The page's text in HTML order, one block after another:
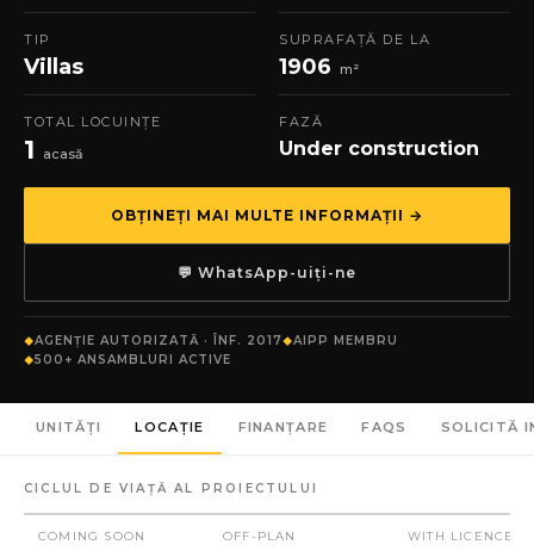
TIP
Villas
SUPRAFAȚĂ DE LA
1906 m²
TOTAL LOCUINȚE
1 acasă
FAZĂ
Under construction
OBȚINEȚI MAI MULTE INFORMAȚII →
💬 WhatsApp-uiți-ne
AGENȚIE AUTORIZATĂ · ÎNF. 2017
AIPP MEMBRU
500+ ANSAMBLURI ACTIVE
UNITĂȚI LOCAȚIE FINANȚARE FAQS SOLICITĂ
CICLUL DE VIAȚĂ AL PROIECTULUI
COMING SOON OFF-PLAN WITH LICENCE